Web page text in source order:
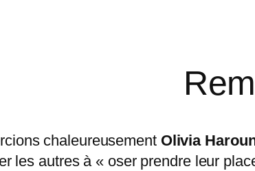
chaleureusement Olivia
les autres à « oser prendre leur